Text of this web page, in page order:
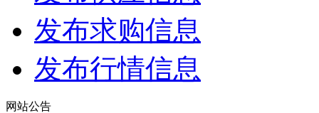
发布求购信息
发布行情信息
网站公告